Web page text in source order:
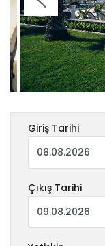
Giriş Tarihi
Çıkış Tarihi